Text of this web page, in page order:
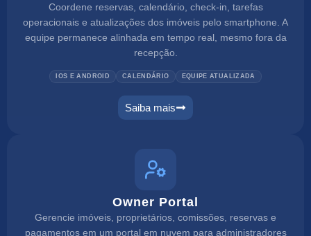
Coordene reservas, calendário, check-in, tarefas
operacionais e atualizações dos imóveis pelo smartphone. A
equipe permanece alinhada em tempo real, mesmo fora da
recepção.
IOS E ANDROID CALENDÁRIO EQUIPE ATUALIZADA
Saiba mais
Owner Portal
Gerencie imóveis, proprietários, comissões, reservas e
pagamentos em um portal em nuvem para administradores